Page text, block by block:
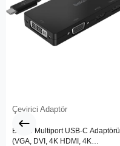
Çevirici Adaptör
Belkin Multiport USB-C Adaptörü
(VGA, DVI, 4K HDMI, 4K